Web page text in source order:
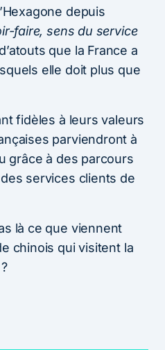
depuis
faire, sens du service
que la France a
elle doit plus que
fidèles à leurs valeurs
parviendront à
grâce à des parcours
services clients de
là ce que viennent
chinois qui visitent la